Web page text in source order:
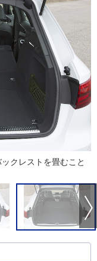
クレストを畳むこと